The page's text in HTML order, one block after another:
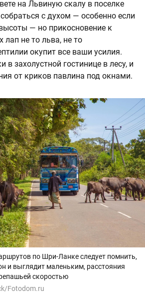
на Львиную скалу в поселке
с духом — особенно если
— но прикосновение к
лап не то льва, не то
окупит все ваши усилия.
в захолустной гостинице в лесу, и
от криков павлина под окнами.
по Шри-Ланке следует помнить,
и выглядит маленьким, расстояния
скоростью
Fotodom.ru